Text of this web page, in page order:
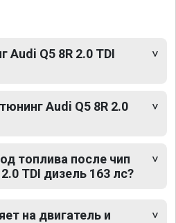
Audi Q5 8R 2.0 TDI
Audi Q5 8R 2.0
топлива после чип
TDI дизель 163 лс?
на двигатель и